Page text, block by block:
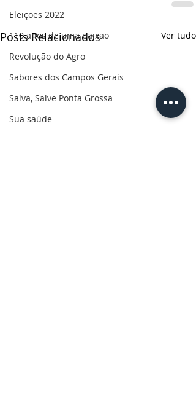
Eleições 2022
110 anos de uma paixão
Revolução do Agro
Sabores dos Campos Gerais
Salva, Salve Ponta Grossa
Sua saúde
Posts Relacionados Ver tudo